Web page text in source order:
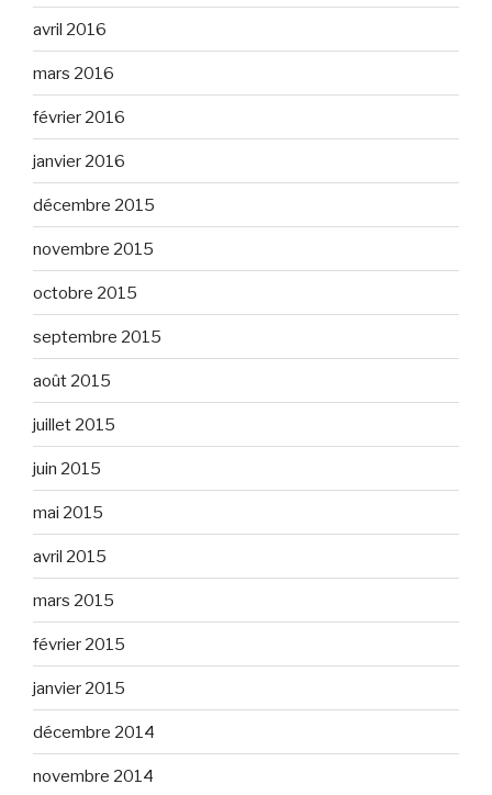
avril 2016
mars 2016
février 2016
janvier 2016
décembre 2015
novembre 2015
octobre 2015
septembre 2015
août 2015
juillet 2015
juin 2015
mai 2015
avril 2015
mars 2015
février 2015
janvier 2015
décembre 2014
novembre 2014